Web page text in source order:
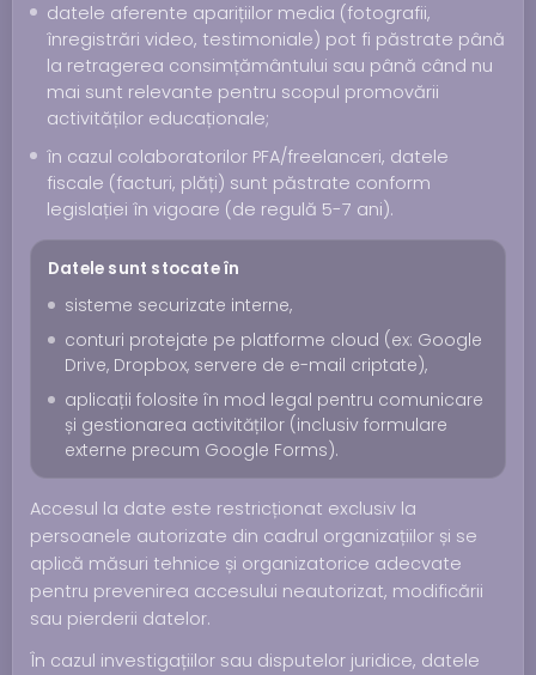
datele aferente aparițiilor media (fotografii,
înregistrări video, testimoniale) pot fi păstrate până
la retragerea consimțământului sau până când nu
mai sunt relevante pentru scopul promovării
activităților educaționale;
în cazul colaboratorilor PFA/freelanceri, datele
fiscale (facturi, plăți) sunt păstrate conform
legislației în vigoare (de regulă 5-7 ani).
Datele sunt stocate în
sisteme securizate interne,
conturi protejate pe platforme cloud (ex: Google
Drive, Dropbox, servere de e-mail criptate),
aplicații folosite în mod legal pentru comunicare
și gestionarea activităților (inclusiv formulare
externe precum Google Forms).
Accesul la date este restricționat exclusiv la
persoanele autorizate din cadrul organizațiilor și se
aplică măsuri tehnice și organizatorice adecvate
pentru prevenirea accesului neautorizat, modificării
sau pierderii datelor.
În cazul investigațiilor sau disputelor juridice, datele